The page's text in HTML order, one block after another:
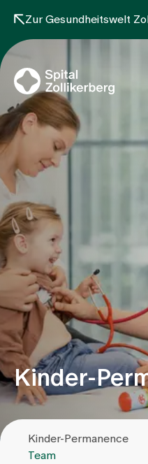
Zur Gesundheitswelt
Fachbereiche
Aufenthalt
Team
Zuweisende
Events
Über uns
Kinder-
Kinder-Permanence
Team